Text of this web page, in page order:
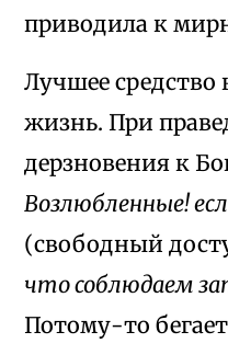
приводила к
Лучшее средство
жизнь. При
дерзновения к
Возлюбленные!
(свободный
что соблюдаем
Потому-то